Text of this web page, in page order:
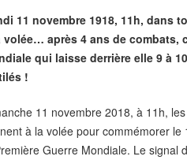
11 novembre 1918, 11h, dans
volée… après 4 ans de combats,
qui laisse derrière elle 9 à
!
11 novembre 2018, à 11h,
à la volée pour commémorer le
Guerre Mondiale. Le signal